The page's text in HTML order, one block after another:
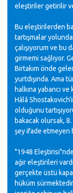
eleştiriler getirilir
Bu eleştirilerden
tartışmalar
çalışıyorum ve bu
girmemi sağlıyor.
Birtakım önde
yurtdışında. Ama
halkına yabancı
Hâlâ
olduğunu
bakacak olursak,
şey ifade
"1948
ağır eleştirileri
gerçekte üstü
hüküm